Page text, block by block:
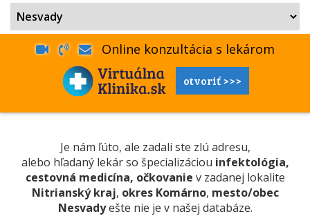
Online konzultácia s lekárom
otvoriť >>>
Je nám ľúto, ale zadali ste zlú adresu,
alebo hľadaný lekár so špecializáciou infektológia,
cestovná medicína, očkovanie v zadanej lokalite
Nitrianský kraj, okres Komárno, mesto/obec
Nesvadyešte nie je v našej databáze.